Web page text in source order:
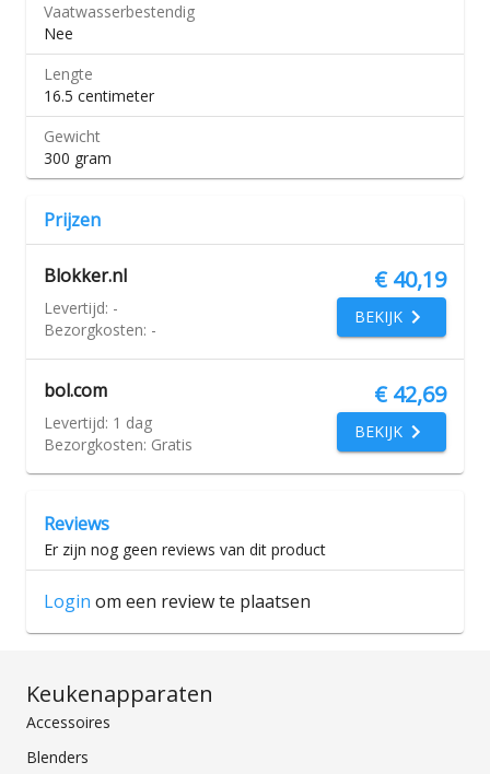
Vaatwasserbestendig
Nee
Lengte
16.5 centimeter
Gewicht
300 gram
Prijzen
Blokker.nl € 40,19
BEKIJK
Levertijd: -
Bezorgkosten: -
bol.com € 42,69
BEKIJK
Levertijd: 1 dag
Bezorgkosten: Gratis
Reviews
Er zijn nog geen reviews van dit product
Login om een review te plaatsen
Keukenapparaten
Accessoires
Blenders